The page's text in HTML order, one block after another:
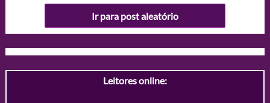
Ir para post aleatório
Leitores online: